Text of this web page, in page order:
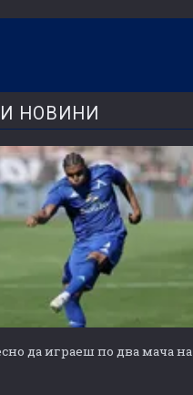
НОВИНИ
да играеш по два мача на